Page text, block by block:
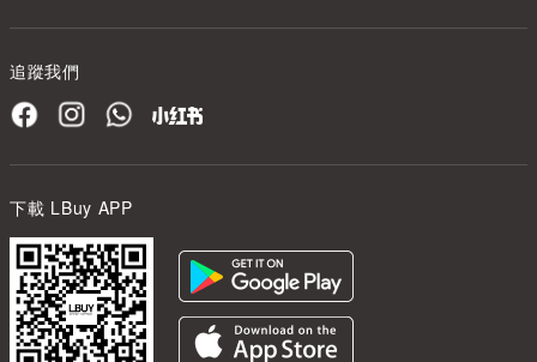
追蹤我們
下載 LBuy APP